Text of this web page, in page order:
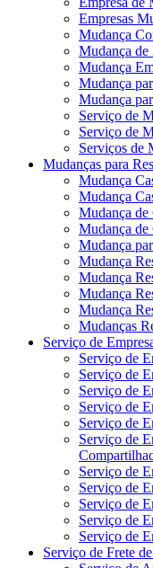
Empresas
Mudança
Mudança de
Mudança
Mudança
Mudança
Serviço de
Serviço de
Serviços de
Mudanças para
Mudança
Mudança
Mudança de
Mudança de
Mudança
Mudança
Mudança
Mudança
Mudança
Mudanças
Serviço de
Serviço de
Serviço de
Serviço de
Serviço de
Serviço de
Serviço de
Serviço de
Serviço de
Serviço de
Serviço de
Serviço de
Serviço de Frete